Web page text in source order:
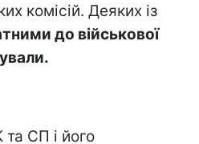
комісій. Деяких із
до військової
та СП і його